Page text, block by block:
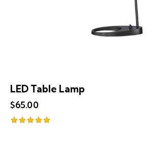
LED Table Lamp
$65.00